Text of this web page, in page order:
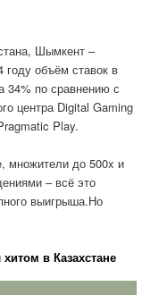
Шымкент –
году объём ставок в
34% по сравнению с
центра Digital Gaming
Play.
множители до 500x и
– всё это
выигрыша.Но
в Казахстане